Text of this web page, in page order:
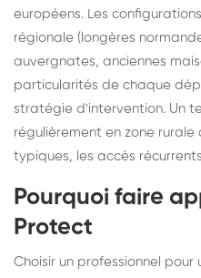
européens. Les
régionale (longères
auvergnates, anciennes
particularités de chaque
stratégie d'intervention. Un
régulièrement en zone
typiques, les accès
Pourquoi faire
Protect
Choisir un professionnel pour